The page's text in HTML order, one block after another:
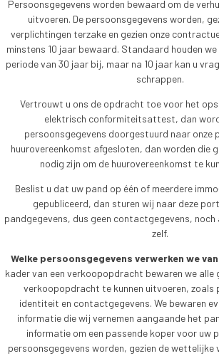
Persoonsgegevens worden bewaard om de
uitvoeren. De persoonsgegevens worden,
verplichtingen terzake en gezien onze
minstens 10 jaar bewaard. Standaard houden we
periode van 30 jaar bij, maar na 10 jaar kan u
schrappen.
Vertrouwt u ons de opdracht toe voor het
elektrisch conformiteitsattest, dan
persoonsgegevens doorgestuurd naar onze
huurovereenkomst afgesloten, dan worden die
nodig zijn om de huurovereenkomst te
Beslist u dat uw pand op één of meerdere
gepubliceerd, dan sturen wij naar deze
pandgegevens, dus geen contactgegevens, noch
zelf.
Welke persoonsgegevens verwerken we
kader van een verkoopopdracht bewaren we alle
verkoopopdracht te kunnen uitvoeren, zoals
identiteit en contactgegevens. We bewaren
informatie die wij vernemen aangaande het
informatie om een passende koper voor uw
persoonsgegevens worden, gezien de wettelijke